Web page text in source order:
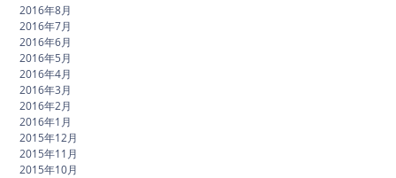
2016年8月
2016年7月
2016年6月
2016年5月
2016年4月
2016年3月
2016年2月
2016年1月
2015年12月
2015年11月
2015年10月